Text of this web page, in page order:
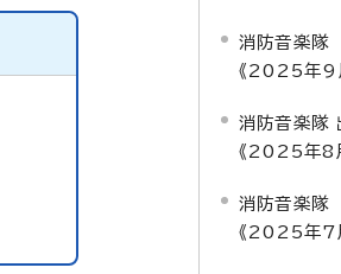
消防音楽隊
《2025年9
消防音楽隊
《2025年8
消防音楽隊
《2025年7